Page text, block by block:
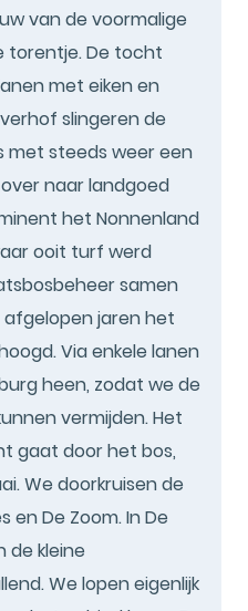
van de voormalige
torentje. De tocht
met eiken en
slingeren de
met steeds weer een
naar landgoed
het Nonnenland
ooit turf werd
samen
jaren het
Via enkele lanen
heen, zodat we de
vermijden. Het
gaat door het bos,
We doorkruisen de
en De Zoom. In De
de kleine
We lopen eigenlijk